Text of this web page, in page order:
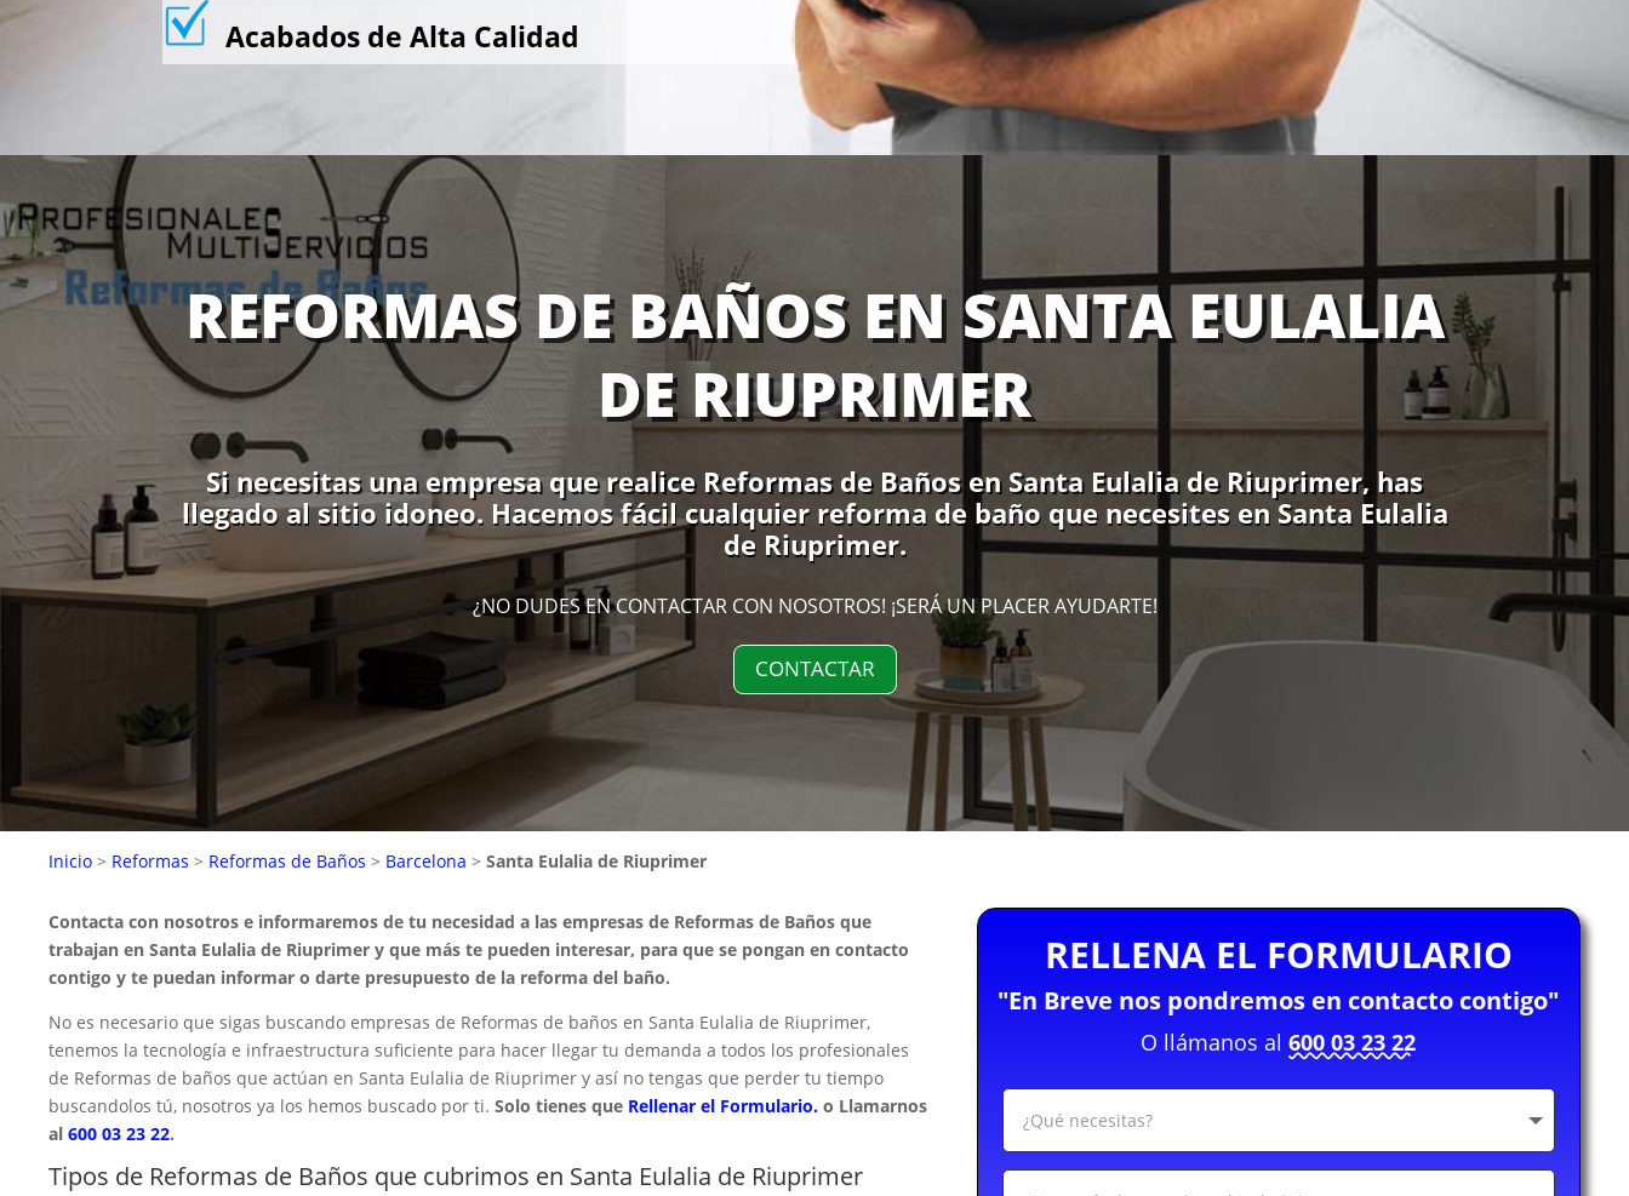
Acabados de Alta Calidad
REFORMAS DE BAÑOS EN SANTA EULALIA
DE RIUPRIMER
Si necesitas una empresa que realice Reformas de Baños en Santa Eulalia de Riuprimer, has
llegado al sitio idoneo. Hacemos fácil cualquier reforma de baño que necesites en Santa Eulalia
de Riuprimer.
¿NO DUDES EN CONTACTAR CON NOSOTROS! ¡SERÁ UN PLACER AYUDARTE!
CONTACTAR
Inicio > Reformas > Reformas de Baños > Barcelona > Santa Eulalia de Riuprimer
Contacta con nosotros e informaremos de tu necesidad a las empresas de Reformas de Baños que
trabajan en Santa Eulalia de Riuprimer y que más te pueden interesar, para que se pongan en contacto
contigo y te puedan informar o darte presupuesto de la reforma del baño.
No es necesario que sigas buscando empresas de Reformas de baños en Santa Eulalia de Riuprimer,
tenemos la tecnología e infraestructura suficiente para hacer llegar tu demanda a todos los profesionales
de Reformas de baños que actúan en Santa Eulalia de Riuprimer y así no tengas que perder tu tiempo
buscandolos tú, nosotros ya los hemos buscado por ti. Solo tienes que Rellenar el Formulario. o Llamarnos
al 600 03 23 22.
Tipos de Reformas de Baños que cubrimos en Santa Eulalia de Riuprimer
RELLENA EL FORMULARIO
"En Breve nos pondremos en contacto contigo"
O llámanos al600 03 23 22